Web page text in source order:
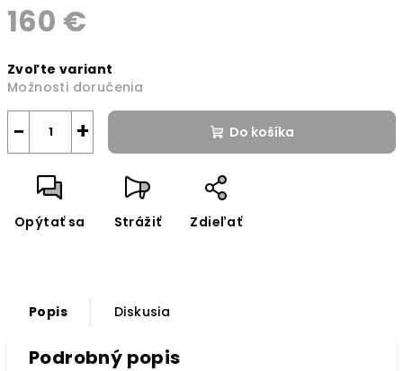
160 €
cena:
Zvoľte variant
Možnosti doručenia
+
− Do košíka
Opýtať sa Strážiť Zdieľať
Popis Diskusia
Podrobný popis